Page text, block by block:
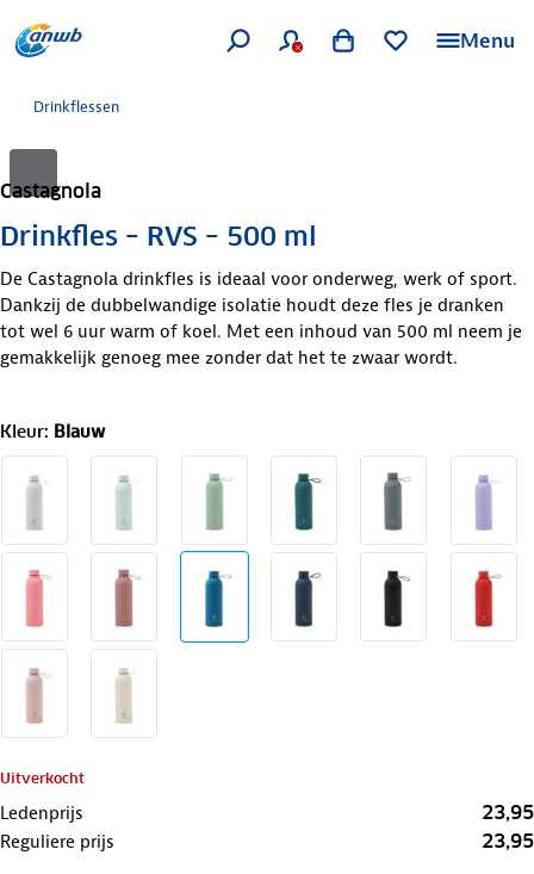
Menu
Drinkflessen
Castagnola
Drinkfles – RVS – 500 ml
De Castagnola drinkfles is ideaal voor onderweg, werk of sport.
Dankzij de dubbelwandige isolatie houdt deze fles je dranken
tot wel 6 uur warm of koel. Met een inhoud van 500 ml neem je
gemakkelijk genoeg mee zonder dat het te zwaar wordt.
Kleur: Blauw
Uitverkocht
Ledenprijs 23,95
Reguliere prijs 23,95